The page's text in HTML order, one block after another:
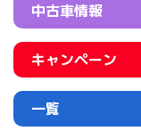
中古車情報
キャンペーン
一覧